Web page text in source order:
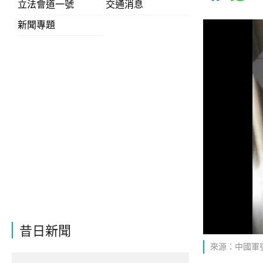
立法會道一號
交通消息
新聞專題
昔日新聞
來源：中國軍